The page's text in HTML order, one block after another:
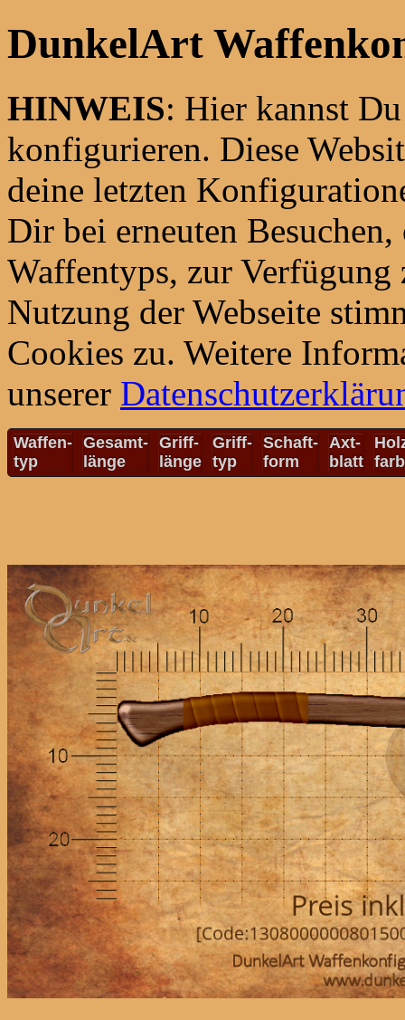
DunkelArt
HINWEIS: Hier kannst
konfigurieren. Diese
deine letzten
Dir bei erneuten
Waffentyps, zur
Nutzung der Webseite
Cookies zu. Weitere
unserer
Waffen-
typ
Gesamt-
länge
Griff-
länge
Griff-
typ
Schaft-
form
Axt-
blatt